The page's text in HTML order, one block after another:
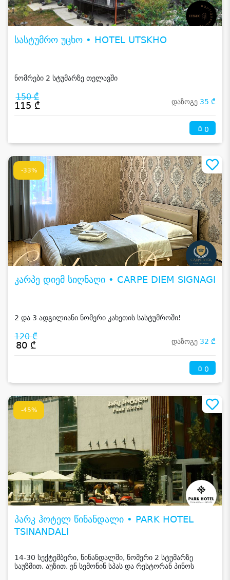
სასტუმრო უცხო • HOTEL UTSKHO
ნომრები 2 სტუმარზე თელავში
150 ₾
115 ₾ დაზოგე 35 ₾
0
-33%
კარპე დიემ სიღნაღი • CARPE DIEM SIGNAGI
2 და 3 ადგილიანი ნომერი კახეთის სასტუმროში!
120 ₾
80 ₾ დაზოგე 32 ₾
0
-45%
პარკ ჰოტელ წინანდალი • PARK HOTEL
TSINANDALI
14-30 სექტემბერი, წინანდალში, ნომერი 2 სტუმარზე
საუზმით, აუზით, ენ სემონინ სპას და რესტორან პინოს